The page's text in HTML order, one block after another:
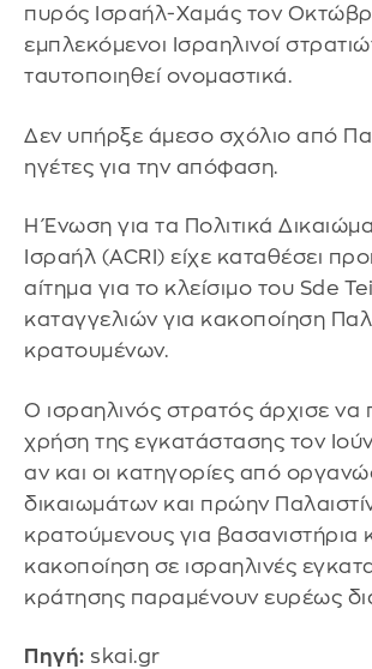
πυρός Ισραήλ-Χαμάς τον
εμπλεκόμενοι Ισραηλινοί
ταυτοποιηθεί ονομαστικά.
Δεν υπήρξε άμεσο σχόλιο από
ηγέτες για την απόφαση.
Η Ένωση για τα Πολιτικά
Ισραήλ (ACRI) είχε καταθέσει
αίτημα για το κλείσιμο του Sde
καταγγελιών για κακοποίηση
κρατουμένων.
Ο ισραηλινός στρατός άρχισε να
χρήση της εγκατάστασης τον
αν και οι κατηγορίες από
δικαιωμάτων και πρώην
κρατούμενους για βασανιστήρια
κακοποίηση σε ισραηλινές
κράτησης παραμένουν ευρέως
Πηγή: skai.gr